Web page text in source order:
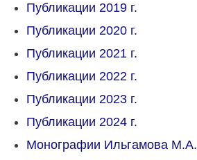
Публикации 2019 г.
Публикации 2020 г.
Публикации 2021 г.
Публикации 2022 г.
Публикации 2023 г.
Публикации 2024 г.
Монографии Ильгамова М.А.